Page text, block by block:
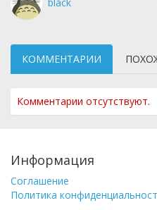
КОММЕНТАРИИ
Комментарии отсутствуют.
Информация
Соглашение
Политика